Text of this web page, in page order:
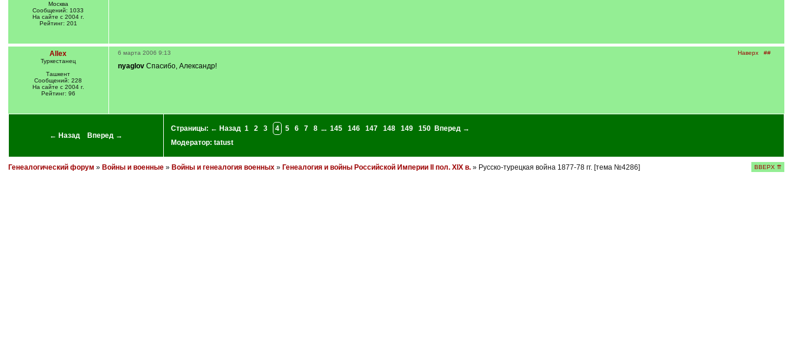
Москва
Сообщений: 1033
На сайте с 2004 г.
Рейтинг: 201
Allex
Туркестанец
Ташкент
Сообщений: 228
На сайте с 2004 г.
Рейтинг: 96
Наверх ##
6 марта 2006 9:13
nyaglovСпасибо, Александр!
← Назад Вперед →
Страницы: ← Назад 1 2 3 4 5 6 7 8 ... 145 146 147 148 149 150
Вперед →
Модератор: tatust
Генеалогический форум » Войны и военные» Войны и генеалогия военных» Генеалогия и войны Российской Империи II пол. XIX в. » Русско-турецкая война 1877-78 гг. [тема №4286] ВВЕРХ ⇈